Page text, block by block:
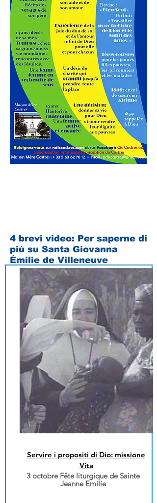
4 brevi video: Per saperne di
più su Santa Giovanna
Émilie de Villeneuve
Servire i propositi di Dio: missione
Vita
3 octobre Fête liturgique de Sainte
Jeanne Emilie